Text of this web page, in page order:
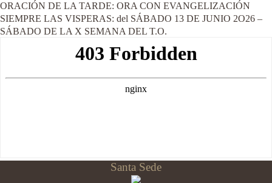
ORACIÓN DE LA TARDE: ORA CON EVANGELIZACIÓN
SIEMPRE LAS VISPERAS: del SÁBADO 13 DE JUNIO 2O26 –
SÁBADO DE LA X SEMANA DEL T.O.
Santa Sede